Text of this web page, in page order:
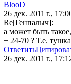
BlooD
26 дек. 2011 г.,
Re[Генпалыч]:
а может быть
+ 24-70 ? Т.е.
Ответить
26 дек. 2011 г.,